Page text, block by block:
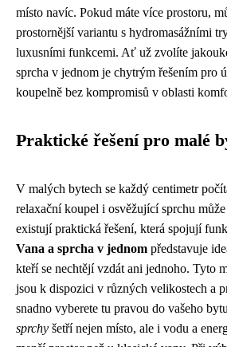
místo navíc. Pokud máte více prostoru,
prostornější variantu s hydromasážními
luxusními funkcemi. Ať už zvolíte
sprcha v jednom je chytrým řešením pro
koupelně bez kompromisů v oblasti
Praktické řešení pro malé
V malých bytech se každý centimetr
relaxační koupel i osvěžující sprchu
existují praktická řešení, která spojují
Vana a sprcha v jednom představuje
kteří se nechtějí vzdát ani jednoho. Tyto
jsou k dispozici v různých velikostech a
snadno vyberete tu pravou do vašeho
sprchy šetří nejen místo, ale i vodu a